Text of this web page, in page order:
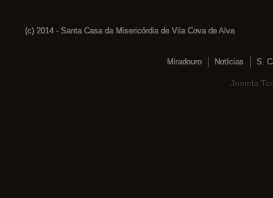
(c) 2014 - Santa Casa da Misericórdia de Vila Cova de Alva
Miradouro Notícias S.
Joomla